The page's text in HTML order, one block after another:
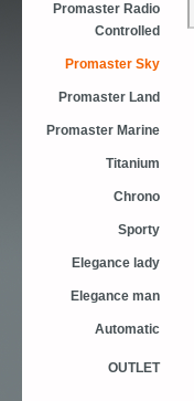
Promaster Radio
Controlled
Promaster Sky
Promaster Land
Promaster Marine
Titanium
Chrono
Sporty
Elegance lady
Elegance man
Automatic
OUTLET